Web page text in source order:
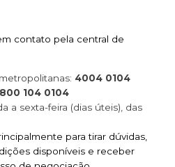
contato pela central de
4004 0104
104 0104
a sexta-feira (dias úteis), das
para tirar dúvidas,
disponíveis e receber